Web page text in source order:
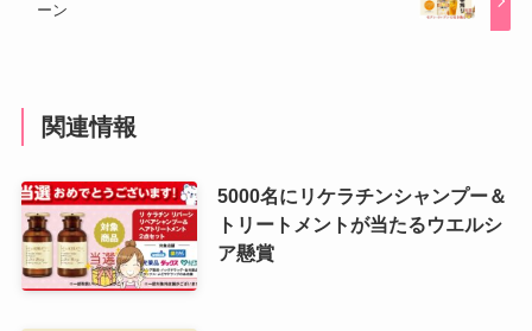
ーン
関連情報
5000名にリケラチンシャンプー＆
トリートメントが当たるウエルシ
ア懸賞